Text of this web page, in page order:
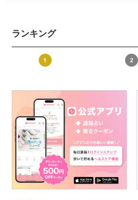
ランキング